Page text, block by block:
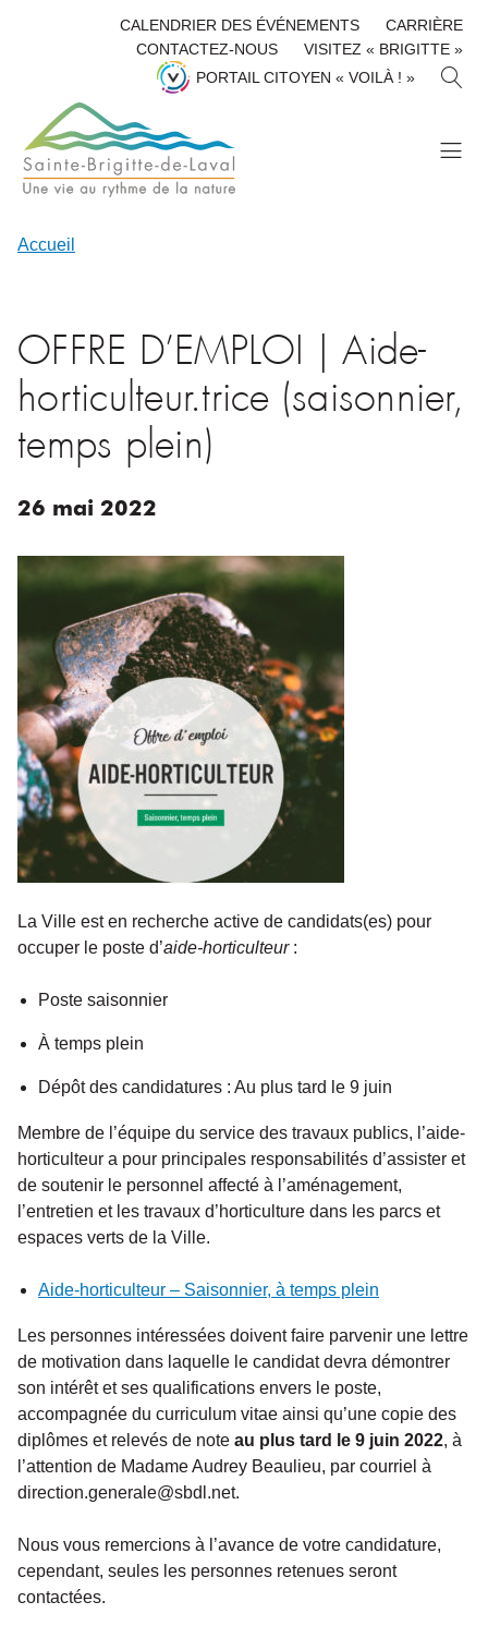
CALENDRIER DES ÉVÉNEMENTS
CARRIÈRE
CONTACTEZ-NOUS
VISITEZ « BRIGITTE »
PORTAIL CITOYEN « VOILÀ ! »
H
Accueil
OFFRE D’EMPLOI | Aide-
horticulteur.trice (saisonnier,
temps plein)
26 mai 2022
La Ville est en recherche active de candidats(es) pour
occuper le poste d’aide-horticulteur :
Poste saisonnier
À temps plein
Dépôt des candidatures : Au plus tard le 9 juin
Membre de l’équipe du service des travaux publics, l’aide-
horticulteur a pour principales responsabilités d’assister et
de soutenir le personnel affecté à l’aménagement,
l’entretien et les travaux d’horticulture dans les parcs et
espaces verts de la Ville.
Aide-horticulteur – Saisonnier, à temps plein
Les personnes intéressées doivent faire parvenir une lettre
de motivation dans laquelle le candidat devra démontrer
son intérêt et ses qualifications envers le poste,
accompagnée du curriculum vitae ainsi qu’une copie des
diplômes et relevés de note au plus tard le 9 juin 2022, à
l’attention de Madame Audrey Beaulieu, par courriel à
direction.generale@sbdl.net.
Nous vous remercions à l’avance de votre candidature,
cependant, seules les personnes retenues seront
contactées.